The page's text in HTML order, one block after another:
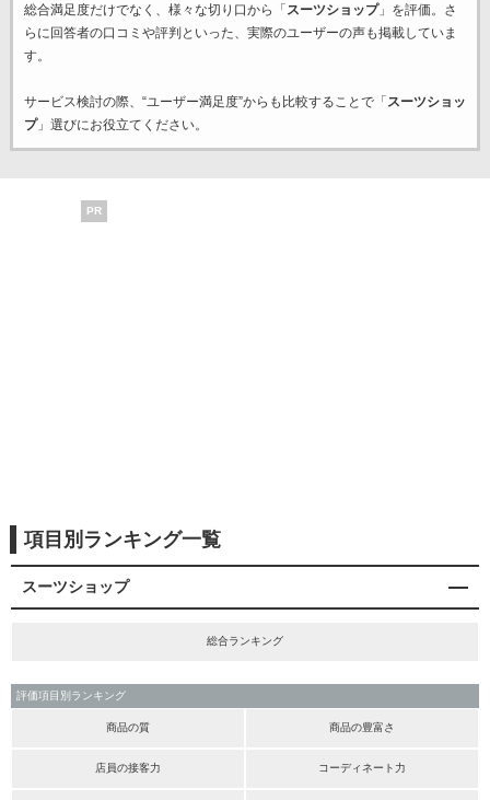
総合満足度だけでなく、様々な切り口から「 スーツショップ」を評価。さ
らに回答者の口コミや評判といった、実際のユーザーの声も掲載していま
す。
サービス検討の際、“ユーザー満足度”からも比較することで「 スーツショッ
プ」選びにお役立てください。
PR
項目別ランキング一覧
スーツショップ
総合ランキング
評価項目別ランキング
商品の質 商品の豊富さ
店員の接客力 コーディネート力